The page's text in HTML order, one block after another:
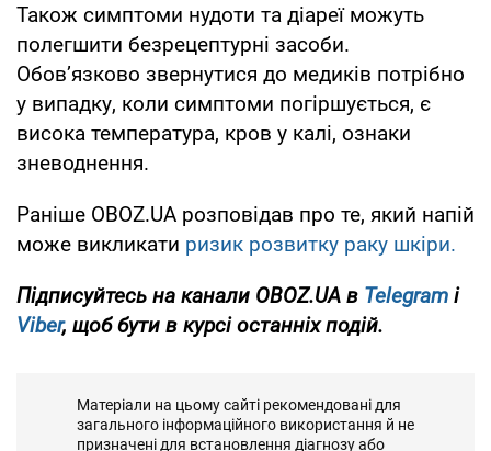
Також симптоми нудоти та діареї можуть
полегшити безрецептурні засоби.
Обовʼязково звернутися до медиків потрібно
у випадку, коли симптоми погіршується, є
висока температура, кров у калі, ознаки
зневоднення.
Раніше OBOZ.UA розповідав про те, який напій
може викликати ризик розвитку раку шкіри.
Підписуйтесь на канали OBOZ.UA в Telegram і
Viber, щоб бути в курсі останніх подій.
Матеріали на цьому сайті рекомендовані для
загального інформаційного використання й не
призначені для встановлення діагнозу або